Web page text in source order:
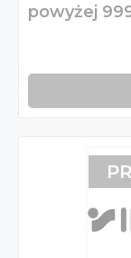
powyżej